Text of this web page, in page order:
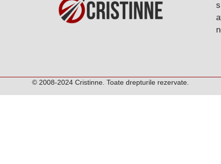
© 2008-2024 Cristinne. Toate drepturile rezervate.